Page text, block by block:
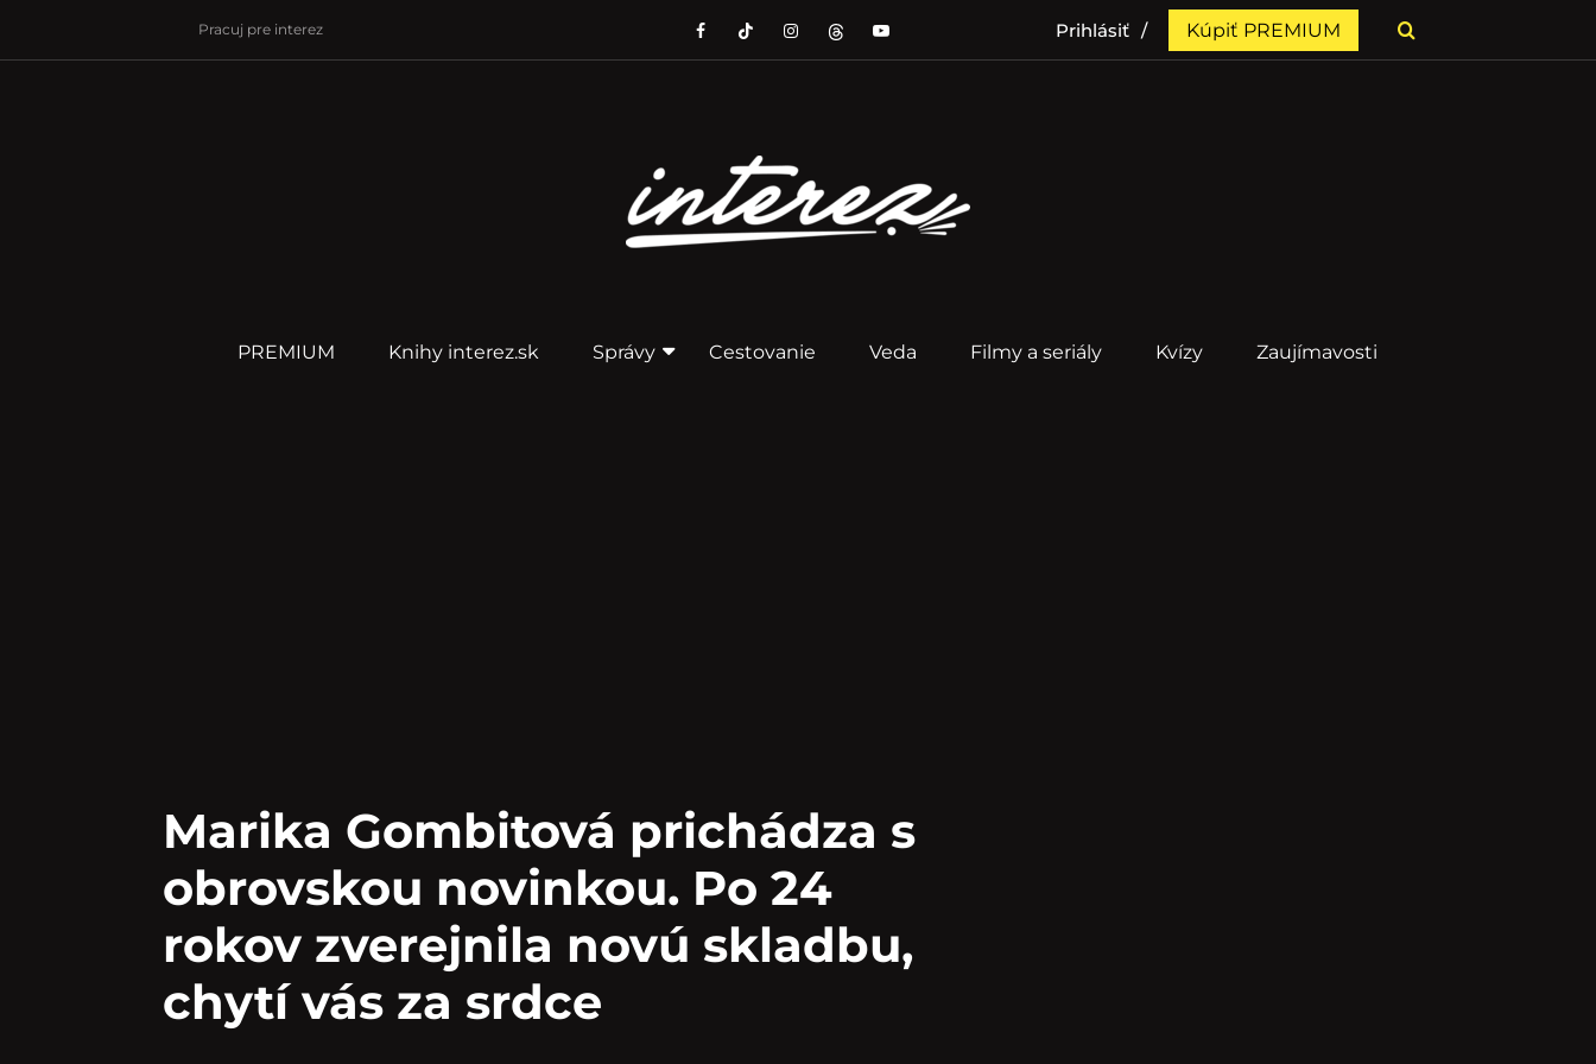
Pracuj pre interez Prihlásiť Kúpiť PREMIUM
PREMIUM Knihy interez.sk Správy Cestovanie Veda Filmy a seriály Kvízy Zaujímavosti
Marika Gombitová prichádza s
obrovskou novinkou. Po 24
rokov zverejnila novú skladbu,
chytí vás za srdce